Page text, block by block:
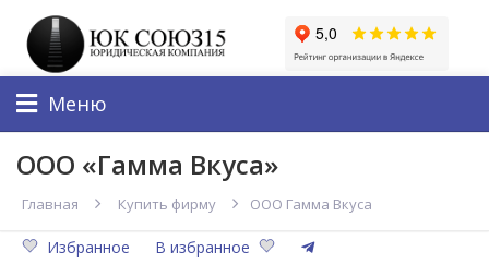
Меню
ООО «Гамма Вкуса»
Главная Купить фирму ООО Гамма Вкуса
Избранное В избранное